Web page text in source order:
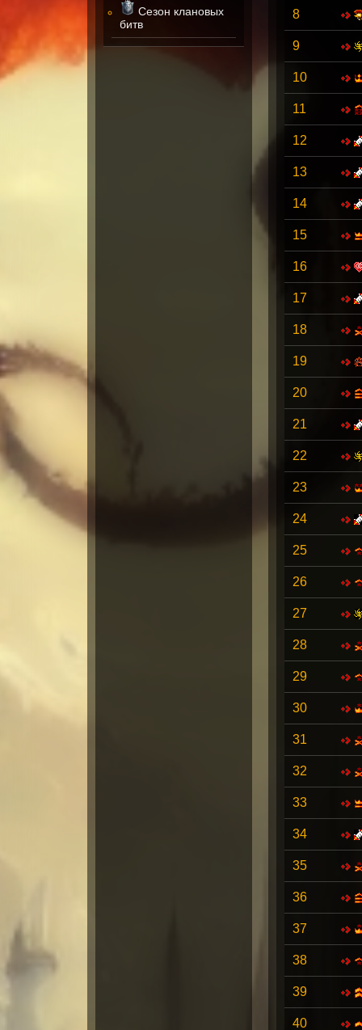
Сезон клановых
битв
8
9
10
11
12
13
14
15
16
17
18
19
20
21
22
23
24
25
26
27
28
29
30
31
32
33
34
35
36
37
38
39
40